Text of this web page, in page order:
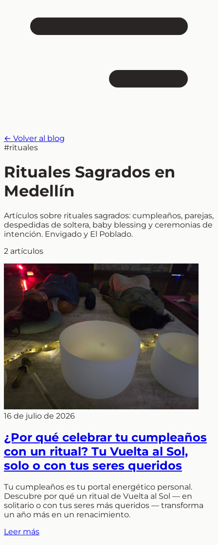
← Volver al blog
#rituales
Rituales Sagrados en
Medellín
Artículos sobre rituales sagrados: cumpleaños, parejas,
despedidas de soltera, baby blessing y ceremonias de
intención. Envigado y El Poblado.
2 artículos
16 de julio de 2026
¿Por qué celebrar tu cumpleaños
con un ritual? Tu Vuelta al Sol,
solo o con tus seres queridos
Tu cumpleaños es tu portal energético personal.
Descubre por qué un ritual de Vuelta al Sol — en
solitario o con tus seres más queridos — transforma
un año más en un renacimiento.
Leer más